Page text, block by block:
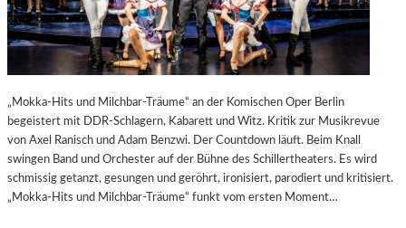
„Mokka-Hits und Milchbar-Träume“ an der Komischen Oper Berlin
begeistert mit DDR-Schlagern, Kabarett und Witz. Kritik zur Musikrevue
von Axel Ranisch und Adam Benzwi. Der Countdown läuft. Beim Knall
swingen Band und Orchester auf der Bühne des Schillertheaters. Es wird
schmissig getanzt, gesungen und geröhrt, ironisiert, parodiert und kritisiert.
„Mokka-Hits und Milchbar-Träume“ funkt vom ersten Moment…